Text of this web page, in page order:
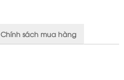
Chính sách mua hàng